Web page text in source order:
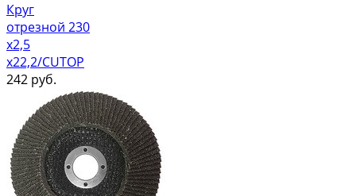
Круг
отрезной 230
х2,5
х22,2/CUTOP
242 руб.